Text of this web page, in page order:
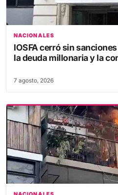
NACIONALES
IOSFA cerró sin
la deuda millonaria y la
7 agosto, 2026
NACIONALES